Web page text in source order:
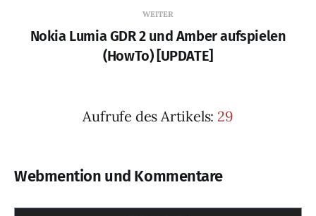
WEITER
Nokia Lumia GDR 2 und Amber aufspielen
(HowTo) [UPDATE]
Aufrufe des Artikels: 29
Webmention und Kommentare